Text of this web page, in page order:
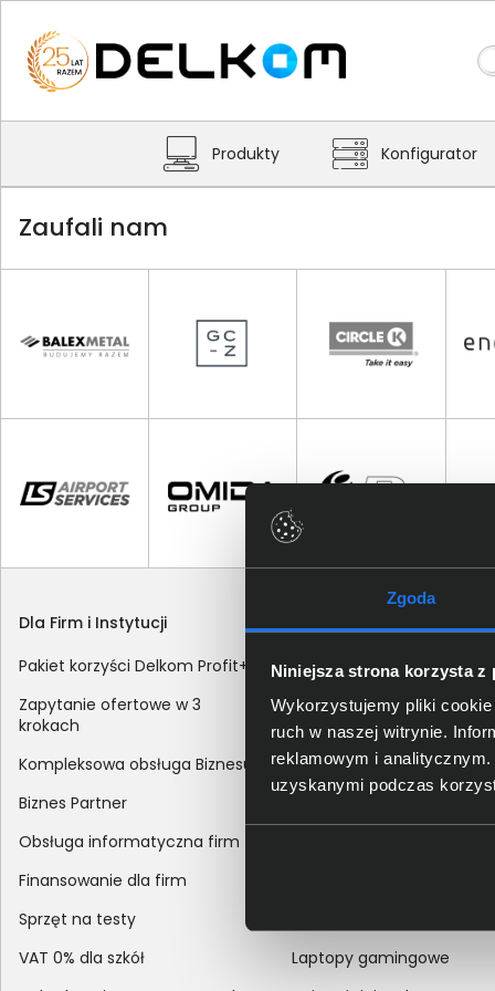
Zgoda
Niniejsza strona korzysta z
Wykorzystujemy pliki
ruch w naszej witrynie.
reklamowym i
uzyskanymi podczas
Produkty Konfigurator
Zaufali nam
Dla Firm i Instytucji
Pakiet korzyści Delkom Profit+
Zapytanie ofertowe w 3
krokach
Kompleksowa obsługa Biznesu
Biznes Partner
Obsługa informatyczna firm
Finansowanie dla firm
Sprzęt na testy
VAT 0% dla szkół
Zakupy
Sposoby dostawy
Metody płatności
Zakup z dofinansowaniem
Odroczony termin
Korekta danych nabywcy
Laptopy gamingowe